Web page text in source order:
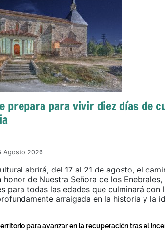
prepara para vivir diez días de
Agosto 2026
abrirá, del 17 al 21 de agosto, el
honor de Nuestra Señora de los
para todas las edades que culminará con
arraigada en la historia y la
para avanzar en la recuperación tras el